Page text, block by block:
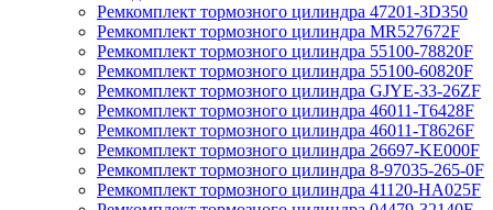
Ремкомплект тормозного цилиндра 47201-3D350
Ремкомплект тормозного цилиндра MR527672F
Ремкомплект тормозного цилиндра 55100-78820F
Ремкомплект тормозного цилиндра 55100-60820F
Ремкомплект тормозного цилиндра GJYE-33-26ZF
Ремкомплект тормозного цилиндра 46011-T6428F
Ремкомплект тормозного цилиндра 46011-T8626F
Ремкомплект тормозного цилиндра 26697-KE000F
Ремкомплект тормозного цилиндра 8-97035-265-0F
Ремкомплект тормозного цилиндра 41120-HA025F